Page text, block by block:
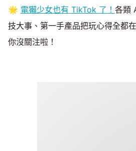
🌟 電獺少女也有 TikTok 了！ 各類
技大事、第一手產品把玩心得全都在
你沒關注啦！